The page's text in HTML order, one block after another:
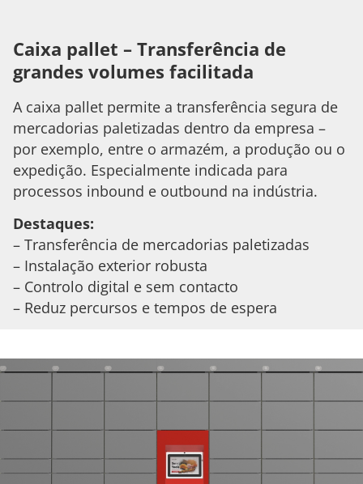
Caixa pallet – Transferência de
grandes volumes facilitada
A caixa pallet permite a transferência segura de
mercadorias paletizadas dentro da empresa –
por exemplo, entre o armazém, a produção ou o
expedição. Especialmente indicada para
processos inbound e outbound na indústria.
Destaques:
– Transferência de mercadorias paletizadas
– Instalação exterior robusta
– Controlo digital e sem contacto
– Reduz percursos e tempos de espera